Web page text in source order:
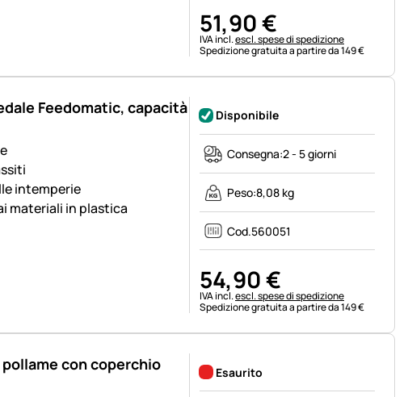
51,90€
Informazioni fiscali:
IVA incl.escl. spese di spedizione
Spedizione gratuita a partire da 149 €
Feedomatic, capacità
intemperie
materiali in plastica
Disponibile
Consegna:2 - 5 giorni
Peso:8,08 kg
Cod.560051
54,90€
Informazioni fiscali:
IVA incl.escl. spese di spedizione
Spedizione gratuita a partire da 149 €
con coperchio
Esaurito